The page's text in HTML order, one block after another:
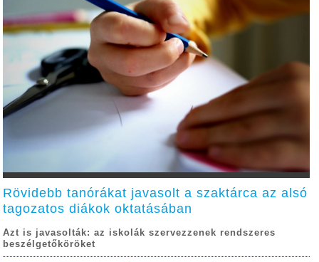
Rövidebb tanórákat javasolt a szaktárca az alsó
tagozatos diákok oktatásában
Azt is javasolták: az iskolák szervezzenek rendszeres
beszélgetőköröket